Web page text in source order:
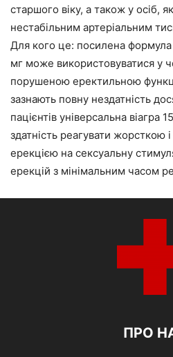
старшого віку, а також у осіб,
нестабільним артеріальним
Для кого це: посилена формула
мг може використовуватися у
порушеною еректильною
зазнають повну нездатність
пацієнтів універсальна віагра
здатність реагувати жорсткою
ерекцією на сексуальну
ерекцій з мінімальним часом
ПРО